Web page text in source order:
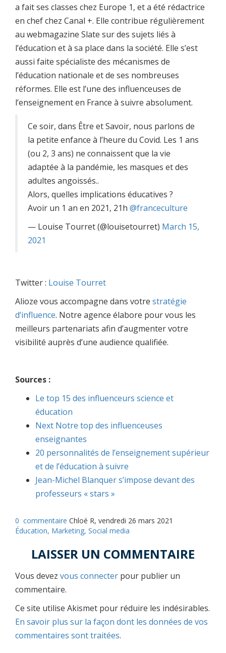
a fait ses classes chez Europe 1, et a été rédactrice
en chef chez Canal +. Elle contribue régulièrement
au webmagazine Slate sur des sujets liés à
l’éducation et à sa place dans la société. Elle s’est
aussi faite spécialiste des mécanismes de
l’éducation nationale et de ses nombreuses
réformes. Elle est l’une des influenceuses de
l’enseignement en France à suivre absolument.
Ce soir, dans Être et Savoir, nous parlons de
la petite enfance à l’heure du Covid. Les 1 ans
(ou 2, 3 ans) ne connaissent que la vie
adaptée à la pandémie, les masques et des
adultes angoissés..
Alors, quelles implications éducatives ?
Avoir un 1 an en 2021, 21h @franceculture
— Louise Tourret (@louisetourret) March 15,
2021
Twitter : Louise Tourret
Alioze vous accompagne dans votre stratégie
d’influence. Notre agence élabore pour vous les
meilleurs partenariats afin d’augmenter votre
visibilité auprès d’une audience qualifiée.
Sources :
Le top 15 des influenceurs science et
éducation
Next Notre top des influenceuses
enseignantes
20 personnalités de l’enseignement supérieur
et de l’éducation à suivre
Jean-Michel Blanquer s’impose devant des
professeurs « stars »
0 commentaire Chloé R, vendredi 26 mars 2021
Éducation, Marketing, Social media
LAISSER UN COMMENTAIRE
Vous devez vous connecter pour publier un
commentaire.
Ce site utilise Akismet pour réduire les indésirables.
En savoir plus sur la façon dont les données de vos
commentaires sont traitées.